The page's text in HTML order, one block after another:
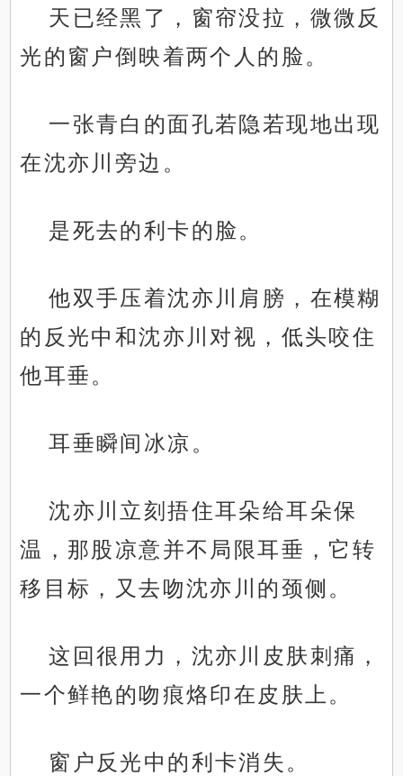
天已经黑了，窗帘没拉，微微反
光的窗户倒映着两个人的脸。
一张青白的面孔若隐若现地出现
在沈亦川旁边。
是死去的利卡的脸。
他双手压着沈亦川肩膀，在模糊
的反光中和沈亦川对视，低头咬住
他耳垂。
耳垂瞬间冰凉。
沈亦川立刻捂住耳朵给耳朵保
温，那股凉意并不局限耳垂，它转
移目标，又去吻沈亦川的颈侧。
这回很用力，沈亦川皮肤刺痛，
一个鲜艳的吻痕烙印在皮肤上。
窗户反光中的利卡消失。